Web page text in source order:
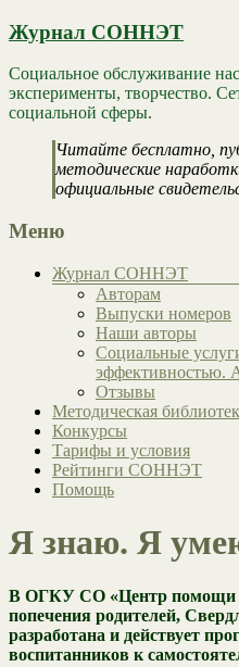
Журнал СОННЭТ
Социальное обслуживание
эксперименты, творчество.
социальной сферы.
Читайте бесплатно,
методические
официальные
Меню
Журнал СОННЭТ
Авторам
Выпуски номеров
Наши авторы
Социальные
эффективностью.
Отзывы
Методическая
Конкурсы
Тарифы и условия
Рейтинги СОННЭТ
Помощь
Я знаю. Я
В ОГКУ СО «Центр помощи
попечения родителей,
разработана и действует
воспитанников к